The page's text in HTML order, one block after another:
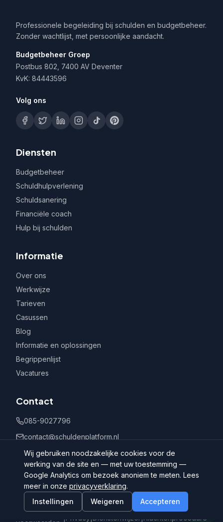
Professionele begeleiding bij schulden en budgetbeheer.
Zonder wachtlijst, met persoonlijke aandacht.
Budgetbeheer Groep
Postbus 802, 7400 AV Deventer
KvK: 84443596
Volg ons
Diensten
Budgetbeheer
Schuldhulpverlening
Schuldsanering
Financiële coach
Hulp bij schulden
Informatie
Over ons
Werkwijze
Tarieven
Casussen
Blog
Informatie en oplossingen
Begrippenlijst
Vacatures
Contact
085-9027796
contact@schuldenplatform.nl
Postbus 802, 7400 AV Deventer
©
Schuldenplatform.nl
Algemene
|Privacy |Dienstenwijzer |Klachtenprocedure
Wij gebruiken noodzakelijke cookies voor de
werking van de site en — met uw toestemming —
Google Analytics om bezoek anoniem te meten. Lees
meer in onze privacyverklaring.
Instellingen
Weigeren Accepteren